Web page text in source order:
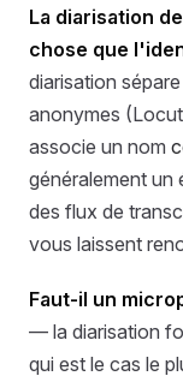
La diarisation
chose que
diarisation
anonymes
associe un nom
généralement un
des flux de
vous laissent
Faut-il un
— la diarisation
qui est le cas le